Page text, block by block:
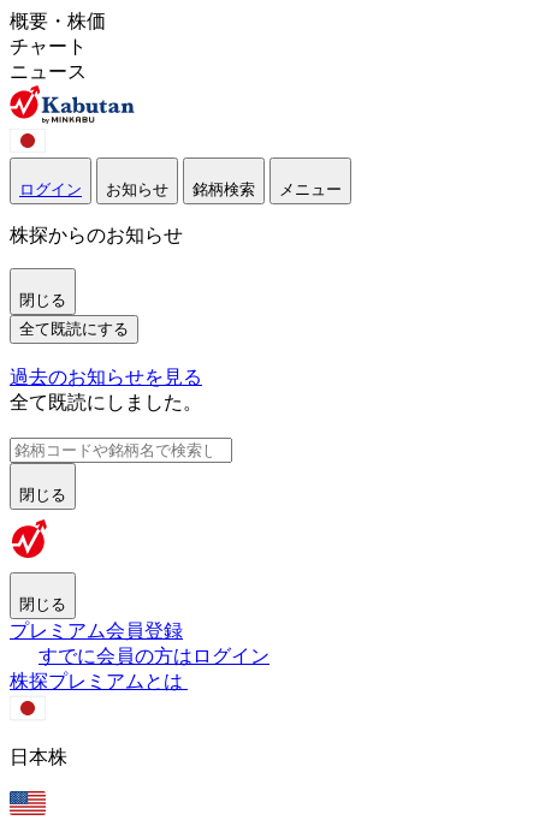
概要・株価
チャート
ニュース
ログイン お知らせ 銘柄検索 メニュー
株探からのお知らせ
閉じる
全て既読にする
過去のお知らせを見る
全て既読にしました。
閉じる
閉じる
プレミアム会員登録
すでに会員の方はログイン
株探プレミアムとは
日本株